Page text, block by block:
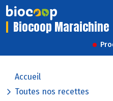
Biocoop Maraichine
Accueil
Toutes nos recettes